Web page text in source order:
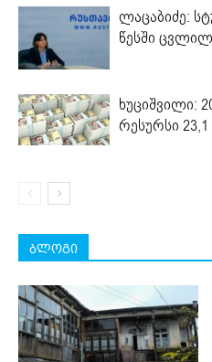
ლაცაბიძე:
წესში
ხუციშვილი:
რესურსი
ბლოგი